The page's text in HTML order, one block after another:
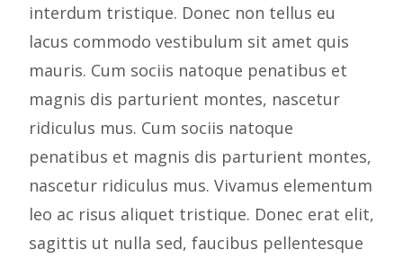
interdum tristique. Donec non tellus eu
lacus commodo vestibulum sit amet quis
mauris. Cum sociis natoque penatibus et
magnis dis parturient montes, nascetur
ridiculus mus. Cum sociis natoque
penatibus et magnis dis parturient montes,
nascetur ridiculus mus. Vivamus elementum
leo ac risus aliquet tristique. Donec erat elit,
sagittis ut nulla sed, faucibus pellentesque